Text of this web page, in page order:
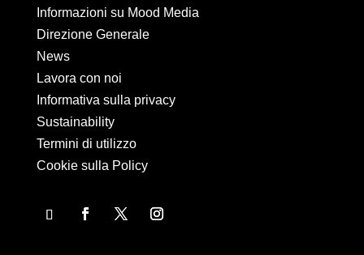
Informazioni su Mood Media
Direzione Generale
News
Lavora con noi
Informativa sulla privacy
Sustainability
Termini di utilizzo
Cookie sulla Policy